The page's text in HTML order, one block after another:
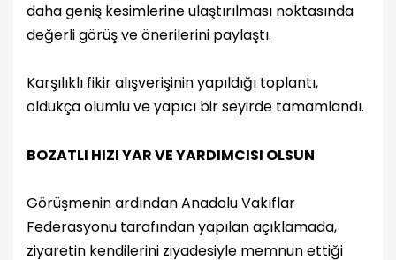
daha geniş kesimlerine ulaştırılması noktasında
değerli görüş ve önerilerini paylaştı.
Karşılıklı fikir alışverişinin yapıldığı toplantı,
oldukça olumlu ve yapıcı bir seyirde tamamlandı.
BOZATLI HIZI YAR VE YARDIMCISI OLSUN
Görüşmenin ardından Anadolu Vakıflar
Federasyonu tarafından yapılan açıklamada,
ziyaretin kendilerini ziyadesiyle memnun ettiği